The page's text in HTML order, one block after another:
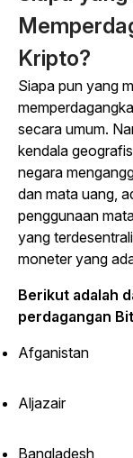
Kripto?
Siapa pun yang
secara umum.
kendala
negara
dan mata uang,
penggunaan
yang
moneter yang
Berikut adalah
perdagangan
Afganistan
Aljazair
Bangladesh